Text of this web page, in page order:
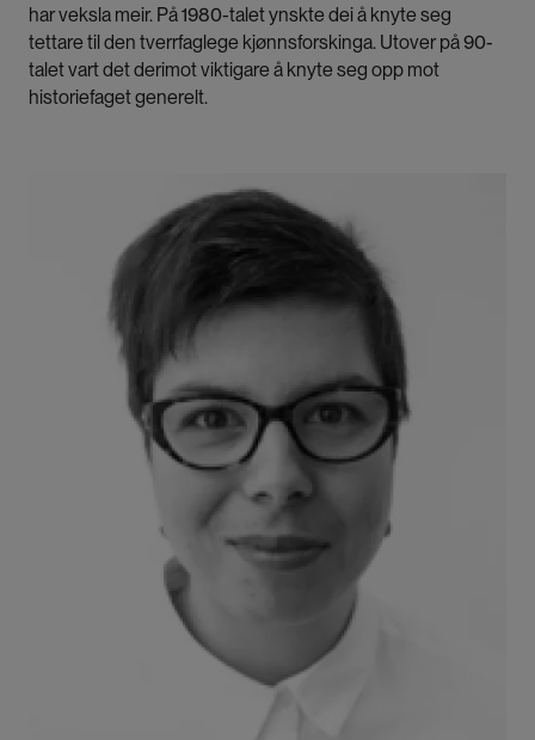
har veksla meir. På 1980-talet ynskte dei å knyte seg
tettare til den tverrfaglege kjønnsforskinga. Utover på 90-
talet vart det derimot viktigare å knyte seg opp mot
historiefaget generelt.